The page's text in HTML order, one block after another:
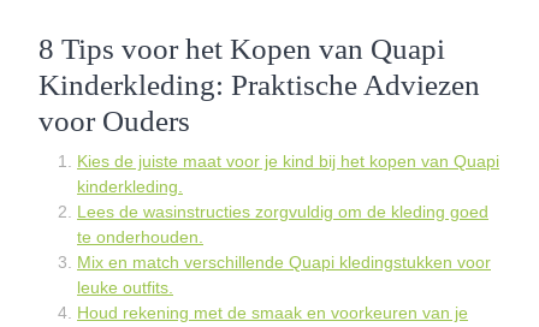
8 Tips voor het Kopen van Quapi
Kinderkleding: Praktische Adviezen
voor Ouders
Kies de juiste maat voor je kind bij het kopen van Quapi
kinderkleding.
Lees de wasinstructies zorgvuldig om de kleding goed
te onderhouden.
Mix en match verschillende Quapi kledingstukken voor
leuke outfits.
Houd rekening met de smaak en voorkeuren van je